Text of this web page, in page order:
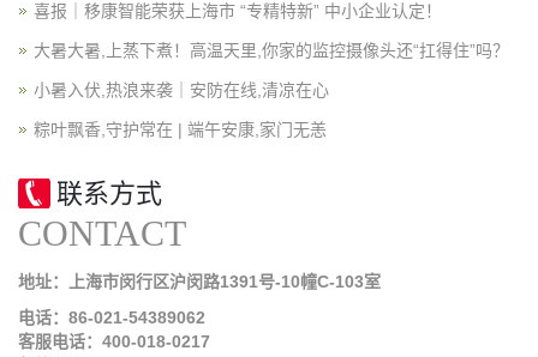
喜报｜移康智能荣获上海市 “专精特新” 中小企业认定！
大暑大暑,上蒸下煮！高温天里,你家的监控摄像头还“扛得住”吗？
小暑入伏,热浪来袭｜安防在线,清凉在心
粽叶飘香,守护常在 | 端午安康,家门无恙
联系方式
CONTACT
地址：上海市闵行区沪闵路1391号-10幢C-103室
电话：86-021-54389062
客服电话：400-018-0217